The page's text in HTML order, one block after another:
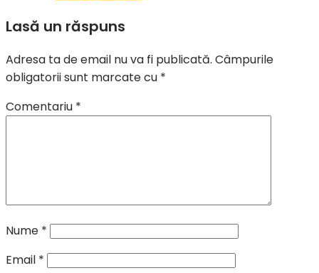
Lasă un răspuns
Adresa ta de email nu va fi publicată. Câmpurile
obligatorii sunt marcate cu *
Comentariu *
Nume *
Email *